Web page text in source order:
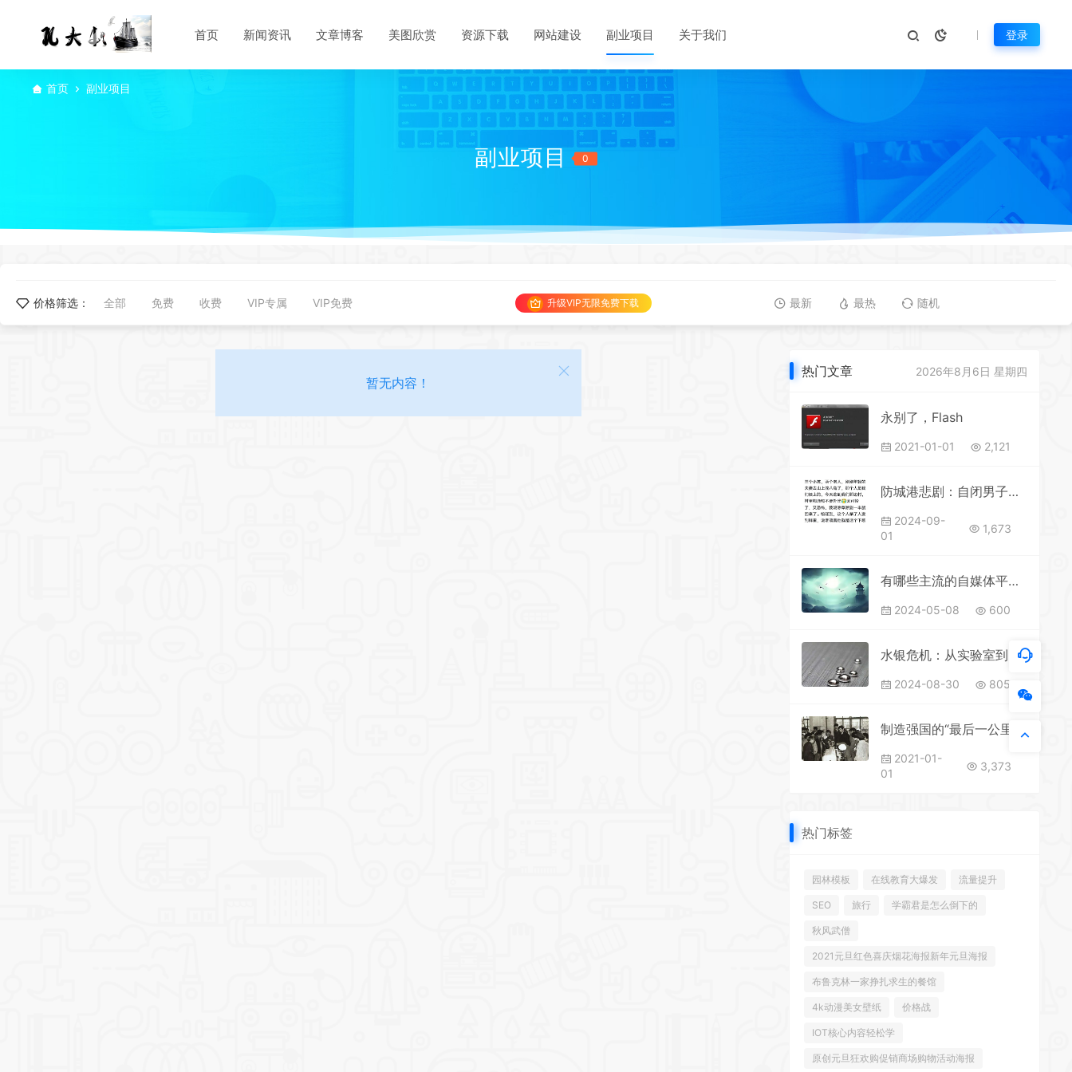
首页 新闻资讯 文章博客 美图欣赏 资源下载 网站建设 副业项目 关于我们 登录
首页 副业项目
副业项目 0
价格筛选： 全部 免费 收费 VIP专属 VIP免费 升级VIP无限免费下载 最新 最热 随机
暂无内容！
热门文章 2026年8月6日 星期四
永别了，Flash
2021-01-01 2,121
防城港悲剧：自闭男子卢某酿五死一伤惨剧，警方悬赏五万全力追捕
2024-09-
01
1,673
有哪些主流的自媒体平台，可以创作收益
2024-05-08 600
水银危机：从实验室到日常生活的风险与应对
2024-08-30 805
制造强国的“最后一公里”
2021-01-
01
3,373
热门标签
园林模板 在线教育大爆发 流量提升
SEO 旅行 学霸君是怎么倒下的
秋风武僧
2021元旦红色喜庆烟花海报新年元旦海报
布鲁克林一家挣扎求生的餐馆
4k动漫美女壁纸 价格战
IOT核心内容轻松学
原创元旦狂欢购促销商场购物活动海报